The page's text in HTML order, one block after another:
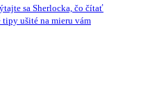
sa Sherlocka, čo čítať
tipy ušité na mieru vám